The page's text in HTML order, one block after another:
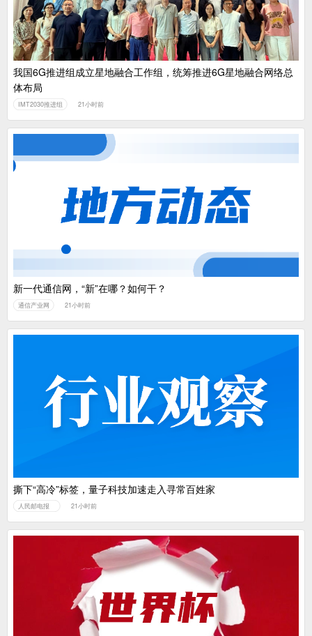
我国6G推进组成立星地融合工作组，统筹推进6G星地融合网络总
体布局
IMT2030推进组 21小时前
新一代通信网，“新”在哪？如何干？
通信产业网 21小时前
撕下“高冷”标签，量子科技加速走入寻常百姓家
人民邮电报 21小时前